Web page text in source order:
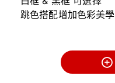
跳色搭配增加色彩美學